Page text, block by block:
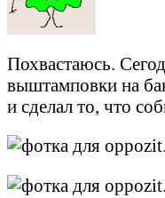
Похвастаюсь.
выштамповки на
и сделал то, что